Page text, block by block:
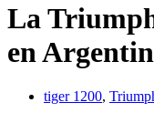
La
en
tiger 1200,